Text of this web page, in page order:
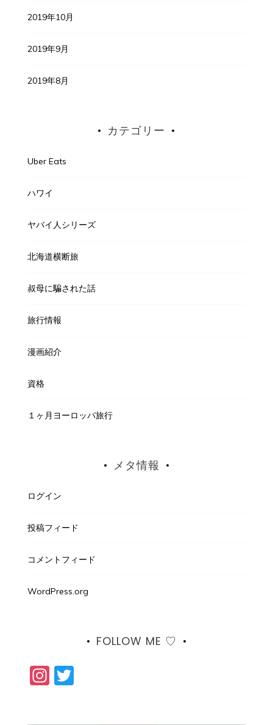
2019年10月
2019年9月
2019年8月
カテゴリー
Uber Eats
ハワイ
ヤバイ人シリーズ
北海道横断旅
叔母に騙された話
旅行情報
漫画紹介
資格
１ヶ月ヨーロッパ旅行
メタ情報
ログイン
投稿フィード
コメントフィード
WordPress.org
FOLLOW ME ♡
Instagram
Twitter